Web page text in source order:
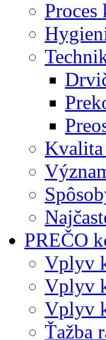
Proces
PREČO
Vplyv
Vplyv
Vplyv
Ťažba